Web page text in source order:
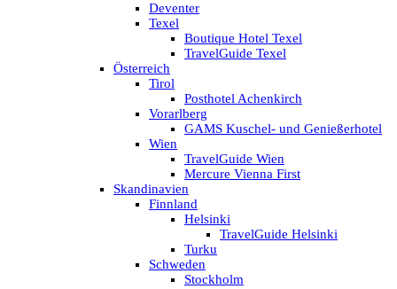
Deventer
Texel
Boutique Hotel Texel
TravelGuide Texel
Österreich
Tirol
Posthotel Achenkirch
Vorarlberg
GAMS Kuschel- und Genießerhotel
Wien
TravelGuide Wien
Mercure Vienna First
Skandinavien
Finnland
Helsinki
TravelGuide Helsinki
Turku
Schweden
Stockholm